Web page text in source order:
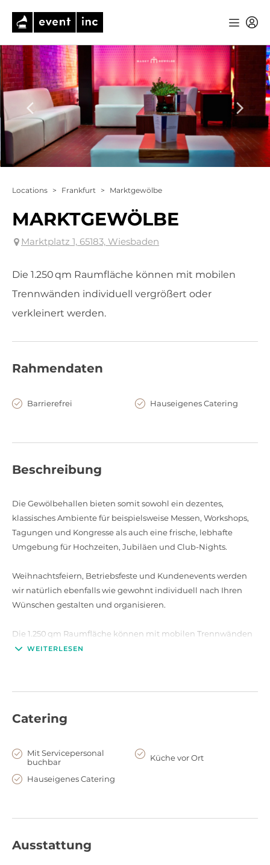
Locations > Frankfurt > Marktgewölbe
MARKTGEWÖLBE
Marktplatz 1, 65183, Wiesbaden
Die 1.250 qm Raumfläche können mit mobilen
Trennwänden individuell vergrößert oder
verkleinert werden.
Rahmendaten
Barrierefrei Hauseigenes Catering
Beschreibung
Die Gewölbehallen bieten somit sowohl ein dezentes,
klassisches Ambiente für beispielsweise Messen, Workshops,
Tagungen und Kongresse als auch eine frische, lebhafte
Umgebung für Hochzeiten, Jubiläen und Club-Nights.
Weihnachtsfeiern, Betriebsfeste und Kundenevents werden
wir natürlich ebenfalls wie gewohnt individuell nach Ihren
Wünschen gestalten und organisieren.
Die 1.250 qm Raumfläche können mit mobilen Trennwänden
individuell vergrößert oder verkleinert werden.
WEITERLESEN
Catering
Mit Servicepersonal
buchbar
Küche vor Ort
Hauseigenes Catering
Ausstattung